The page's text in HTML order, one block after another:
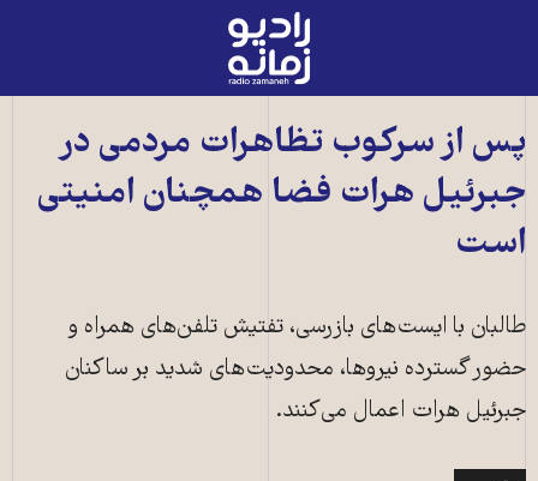
رادیو
زمانه
به
اصلی
پس از سرکوب تظاهرات مردمی در
جبرئیل هرات فضا همچنان امنیتی
است
طالبان با ایست‌های بازرسی، تفتیش تلفن‌های همراه و
حضور گسترده نیروها، محدودیت‌های شدید بر ساکنان
جبرئیل هرات اعمال می‌کنند.